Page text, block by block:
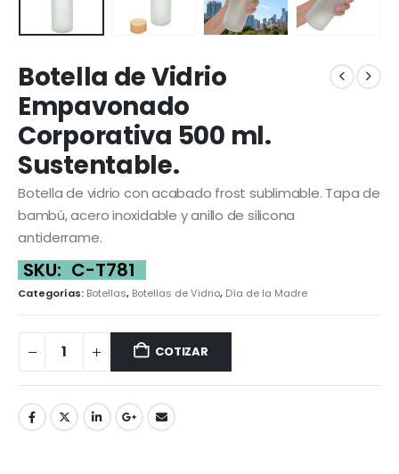
Botella de Vidrio
Empavonado
Corporativa 500 ml.
Sustentable.
Botella de vidrio con acabado frost sublimable. Tapa de
bambú, acero inoxidable y anillo de silicona
antiderrame.
SKU: C-T781
Categorías: Botellas, Botellas de Vidrio, Día de la Madre
COTIZAR